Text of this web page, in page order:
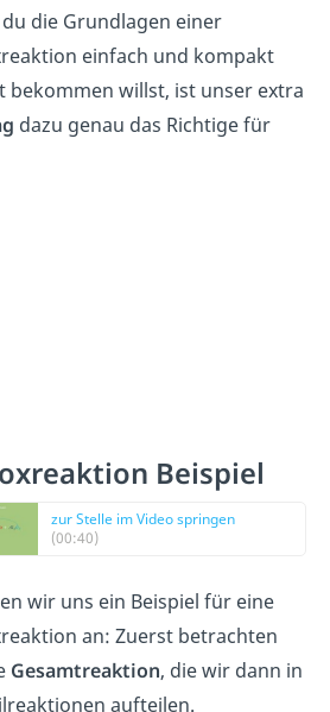
die Grundlagen einer
einfach und kompakt
bekommen willst, ist unser extra
dazu genau das Richtige für
Beispiel
zur Stelle im Video springen
(00:40)
wir uns ein Beispiel für eine
an: Zuerst betrachten
Gesamtreaktion, die wir dann in
aufteilen.